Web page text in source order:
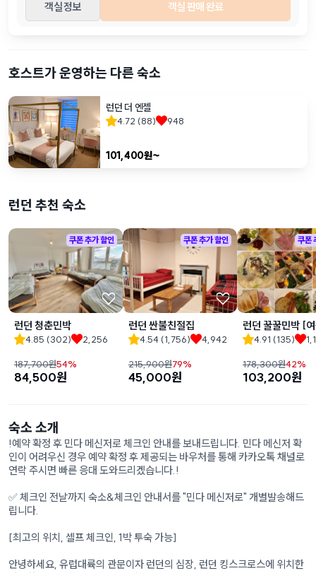
객실 정보
객실 판매 완료
호스트가 운영하는 다른 숙소
런던 더 엔젤
4.72 (88) 948
101,400원~
런던 추천 숙소
쿠폰 추가 할인
런던 청춘민박
4.85 (302) 2,256
187,700원54%
84,500원
쿠폰 추가 할인
런던 싼불친절집
4.54 (1,756) 4,942
215,900원79%
45,000원
쿠폰
런던 꿀꿀민박 [
용]4.91 (135)
178,300원42%
103,200원
숙소 소개
!예약 확정 후 민다 메신저로 체크인 안내를 보내드립니다. 민다 메신저 확
인이 어려우신 경우 예약 확정 후 제공되는 바우처를 통해 카카오톡 채널로
연락 주시면 빠른 응대 도와드리겠습니다.!
✅ 체크인 전날까지 숙소&체크인 안내서를 "민다 메신저로" 개별발송해드
립니다.
[최고의 위치, 셀프 체크인, 1박 투숙 가능]
안녕하세요, 유럽대륙의 관문이자 런던의 심장, 런던 킹스크로스에 위치한